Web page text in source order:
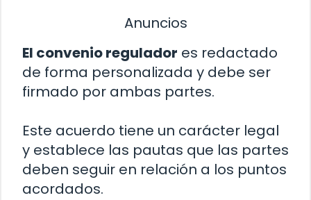
Anuncios
El convenio regulador es redactado
de forma personalizada y debe ser
firmado por ambas partes.
Este acuerdo tiene un carácter legal
y establece las pautas que las partes
deben seguir en relación a los puntos
acordados.